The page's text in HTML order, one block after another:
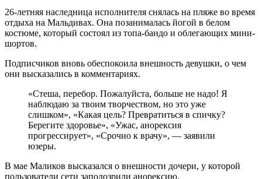
26-летняя наследница исполнителя снялась на пляже во время
отдыха на Мальдивах. Она позанималась йогой в белом
костюме, который состоял из топа-бандо и облегающих мини-
шортов.
Подписчиков вновь обеспокоила внешность девушки, о чем
они высказались в комментариях.
«Стеша, перебор. Пожалуйста, больше не надо! Я
наблюдаю за твоим творчеством, но это уже
слишком», «Какая цель? Превратиться в спичку?
Берегите здоровье», «Ужас, анорексия
прогрессирует», «Срочно к врачу», — заявили
юзеры.
В мае Маликов высказался о внешности дочери, у которой
пользователи сети заподозрили анорексию.